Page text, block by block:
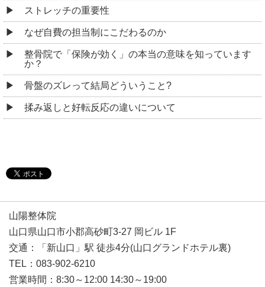
ストレッチの重要性
なぜ自費の担当制にこだわるのか
整骨院で「保険が効く」の本当の意味を知っています
か？
骨盤のズレって結局どういうこと?
揉み返しと好転反応の違いについて
山陽整体院
山口県山口市小郡高砂町3-27 岡ビル 1F
交通：「新山口」駅 徒歩4分(山口グランドホテル裏)
TEL：083-902-6210
営業時間：8:30～12:00 14:30～19:00